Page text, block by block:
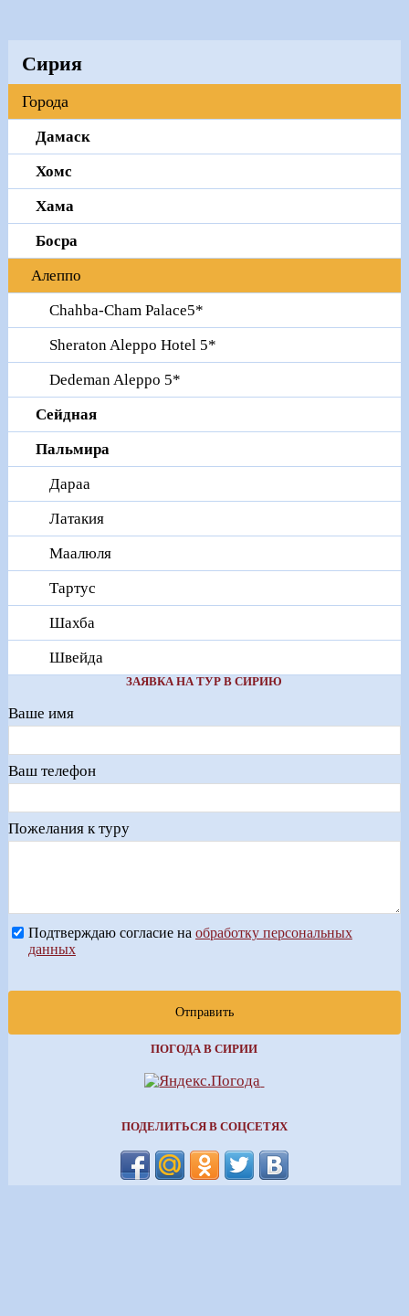
Сирия
Города
Дамаск
Хомс
Хама
Босра
Алеппо
Chahba-Cham Palace5*
Sheraton Aleppo Hotel 5*
Dedeman Aleppo 5*
Сейдная
Пальмира
Дараа
Латакия
Маалюля
Тартус
Шахба
Швейда
ЗАЯВКА НА ТУР В СИРИЮ
Ваше имя
Ваш телефон
Пожелания к туру
Подтверждаю согласие на обработку персональных
данных
Отправить
ПОГОДА В СИРИИ
ПОДЕЛИТЬСЯ В СОЦСЕТЯХ